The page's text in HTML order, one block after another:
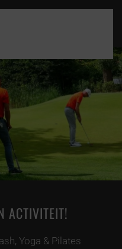
ACTIVITEIT!
Yoga & Pilates